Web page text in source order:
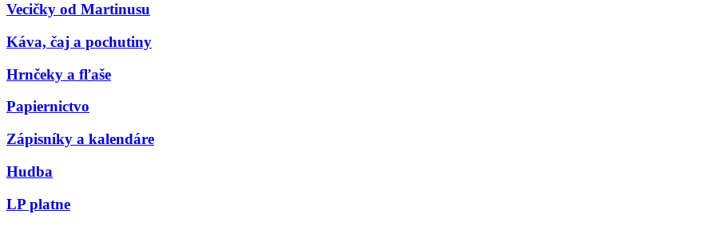
Vecičky od Martinusu
Káva, čaj a pochutiny
Hrnčeky a fľaše
Papiernictvo
Zápisníky a kalendáre
Hudba
LP platne